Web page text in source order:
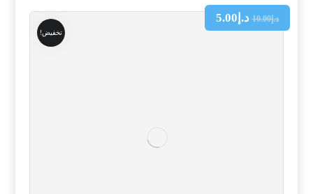
تخفيض!
د.إ10.00 د.إ 5.00